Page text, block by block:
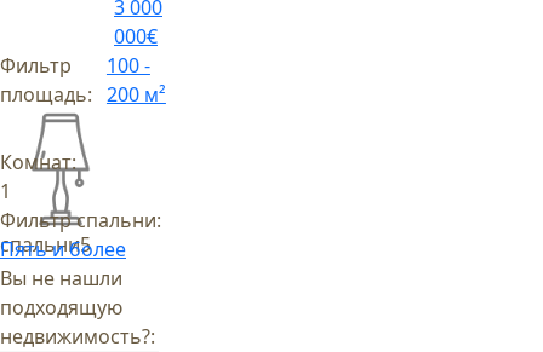
3 000
000€
Фильтр
площадь:
100 -
200 м²
спальни5
Комнат:
1
Фильтр спальни:
Пять и более
Вы не нашли
подходящую
недвижимость?: